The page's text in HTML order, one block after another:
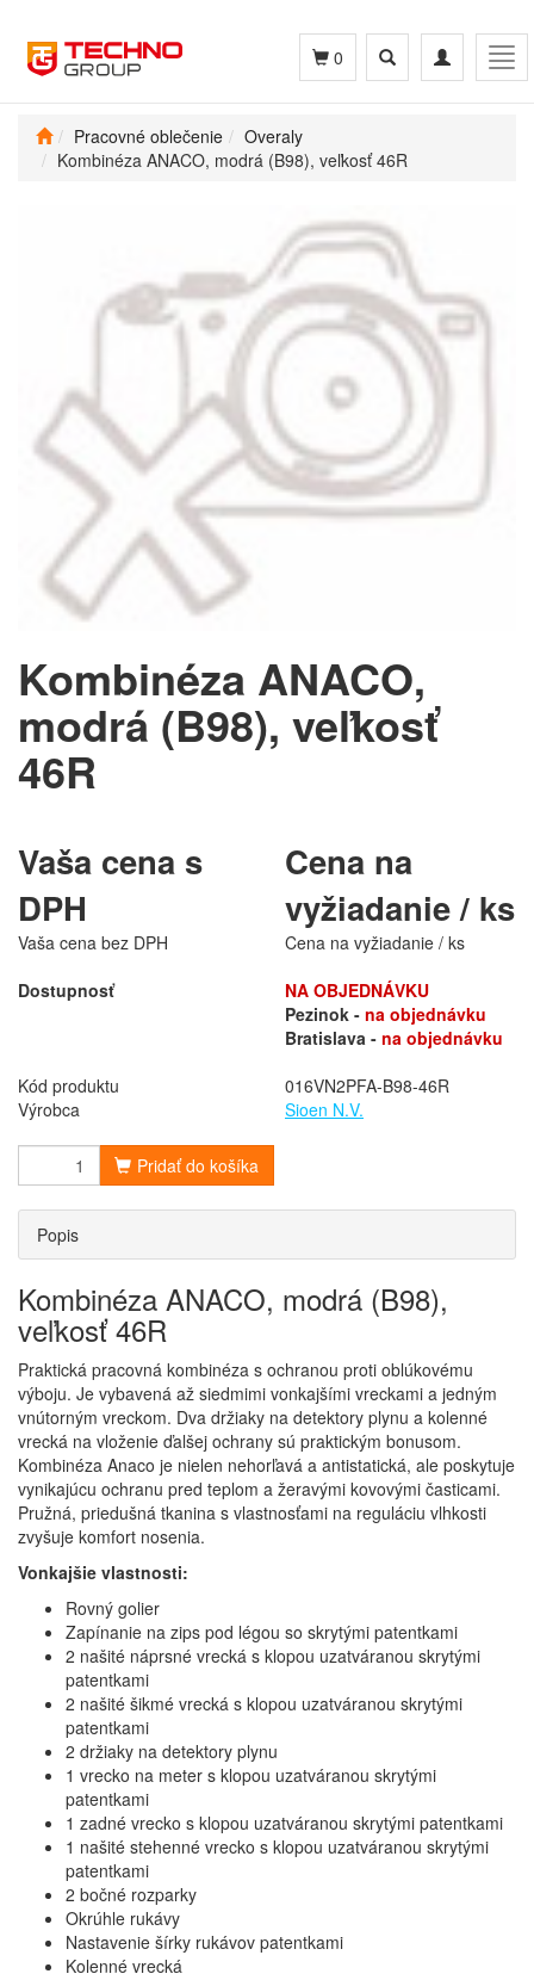
Toggle
navigation
Toggle
search
0
Pracovné oblečenie
Overaly
Kombinéza ANACO, modrá (B98), veľkosť 46R
Kombinéza ANACO,
modrá (B98), veľkosť
46R
Vaša cena s
DPH
Cena na
vyžiadanie / ks
Vaša cena bez DPH
Cena na vyžiadanie / ks
Dostupnosť
NA OBJEDNÁVKU
Pezinok - na objednávku
Bratislava - na objednávku
Kód produktu
016VN2PFA-B98-46R
Výrobca
Sioen N.V.
Pridať do košíka
Popis
Kombinéza ANACO, modrá (B98),
veľkosť 46R
Praktická pracovná kombinéza s ochranou proti oblúkovému
výboju. Je vybavená až siedmimi vonkajšími vreckami a jedným
vnútorným vreckom. Dva držiaky na detektory plynu a kolenné
vrecká na vloženie ďalšej ochrany sú praktickým bonusom.
Kombinéza Anaco je nielen nehorľavá a antistatická, ale poskytuje
vynikajúcu ochranu pred teplom a žeravými kovovými časticami.
Pružná, priedušná tkanina s vlastnosťami na reguláciu vlhkosti
zvyšuje komfort nosenia.
Vonkajšie vlastnosti:
Rovný golier
Zapínanie na zips pod légou so skrytými patentkami
2 našité náprsné vrecká s klopou uzatváranou skrytými
patentkami
2 našité šikmé vrecká s klopou uzatváranou skrytými
patentkami
2 držiaky na detektory plynu
1 vrecko na meter s klopou uzatváranou skrytými
patentkami
1 zadné vrecko s klopou uzatváranou skrytými patentkami
1 našité stehenné vrecko s klopou uzatváranou skrytými
patentkami
2 bočné rozparky
Okrúhle rukávy
Nastavenie šírky rukávov patentkami
Kolenné vrecká